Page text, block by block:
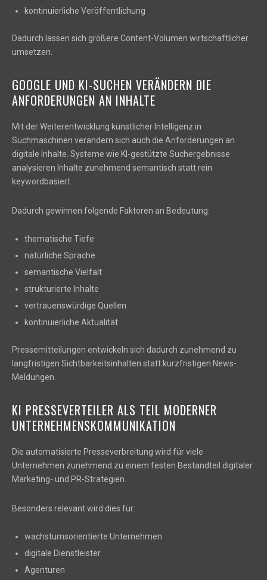
kontinuierliche Veröffentlichung
Dadurch lassen sich größere Content-Volumen wirtschaftlicher
umsetzen.
GOOGLE UND KI-SUCHEN VERÄNDERN DIE
ANFORDERUNGEN AN INHALTE
Mit der Weiterentwicklung künstlicher Intelligenz in
Suchmaschinen verändern sich auch die Anforderungen an
digitale Inhalte. Systeme wie KI-gestützte Suchergebnisse
analysieren Inhalte zunehmend semantisch statt rein
keywordbasiert.
Dadurch gewinnen folgende Faktoren an Bedeutung:
thematische Tiefe
natürliche Sprache
semantische Vielfalt
strukturierte Inhalte
vertrauenswürdige Quellen
kontinuierliche Aktualität
Pressemitteilungen entwickeln sich dadurch zunehmend zu
langfristigen Sichtbarkeitsinhalten statt kurzfristigen News-
Meldungen.
KI PRESSEVERTEILER ALS TEIL MODERNER
UNTERNEHMENSKOMMUNIKATION
Die automatisierte Presseverbreitung wird für viele
Unternehmen zunehmend zu einem festen Bestandteil digitaler
Marketing- und PR-Strategien.
Besonders relevant wird dies für:
wachstumsorientierte Unternehmen
digitale Dienstleister
Agenturen